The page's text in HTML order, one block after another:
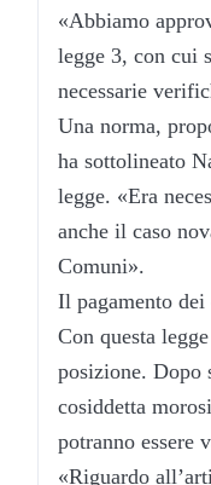
«Abbiamo
legge 3, con cui
necessarie
Una norma,
ha sottolineato
legge. «Era
anche il caso
Comuni».
Il pagamento
Con questa
posizione. Dopo
cosiddetta
potranno essere
«Riguardo